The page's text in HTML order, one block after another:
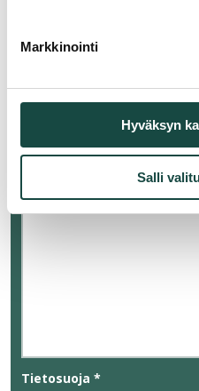
Markkinointi
Hyväksyn
Salli
Yhteydenoton syy
Tietosuoja *